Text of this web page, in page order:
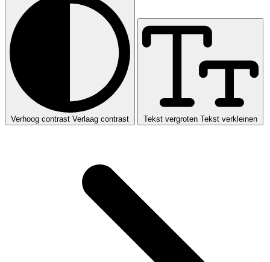
Verhoog contrast Verlaag contrast Tekst vergroten Tekst verkleinen